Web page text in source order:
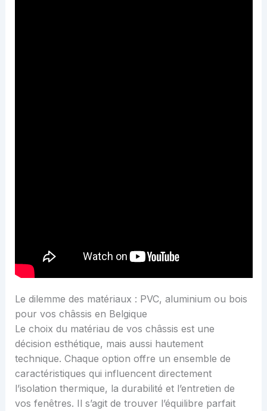
Le dilemme des matériaux : PVC, aluminium ou bois
pour vos châssis en Belgique
Le choix du matériau de vos châssis est une
décision esthétique, mais aussi hautement
technique. Chaque option offre un ensemble de
caractéristiques qui influencent directement
l’isolation thermique, la durabilité et l’entretien de
vos fenêtres. Il s’agit de trouver l’équilibre parfait